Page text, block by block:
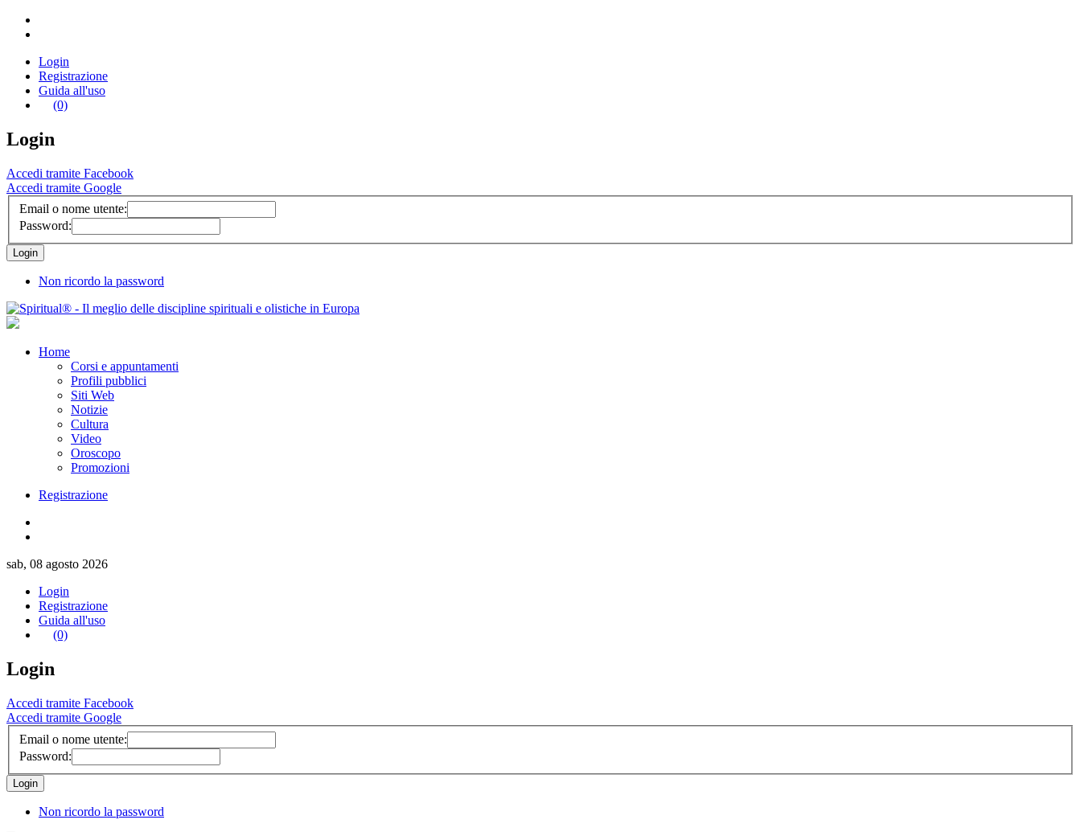
Login
Registrazione
Guida all'uso
(0)
Login
Accedi tramite Facebook
Accedi tramite Google
Email o nome utente:
Password:
Non ricordo la password
Home
Corsi e appuntamenti
Profili pubblici
Siti Web
Notizie
Cultura
Video
Oroscopo
Promozioni
Registrazione
sab, 08 agosto 2026
Login
Registrazione
Guida all'uso
(0)
Login
Accedi tramite Facebook
Accedi tramite Google
Email o nome utente:
Password:
Non ricordo la password